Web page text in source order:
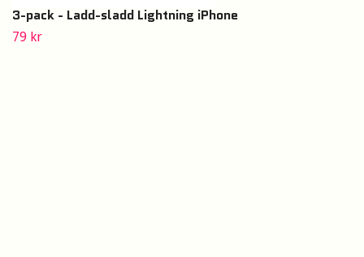
3-pack - Ladd-sladd Lightning iPhone
79 kr